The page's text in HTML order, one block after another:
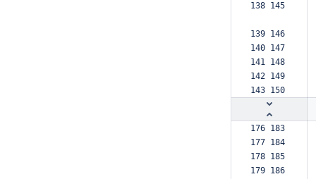
138 145
139 146
140 147
141 148
142 149
143 150
176 183
177 184
178 185
179 186